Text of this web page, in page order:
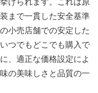
げられます。これは原
まで一貫した安全基準
小売店舗での安定した
つでもどこでも購入で
、適正な価格設定によ
の美味しさと品質の一